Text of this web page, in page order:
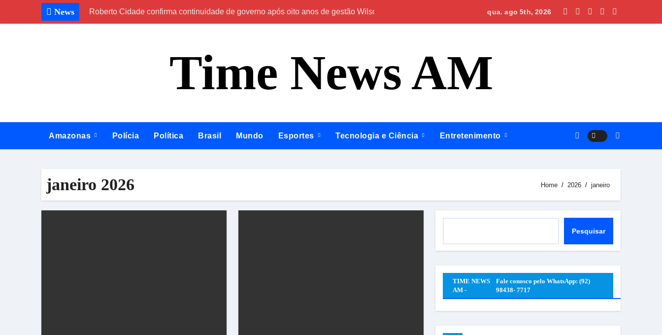
News Roberto Cidade confirma continuidade de governo após oito anos de gestão Wilson LimaEm Caapiranga, Omar planeja maternidade e centro cirúrgico para ampliar
qua. ago 5th, 2026
Time News AM
Amazonas Polícia Política Brasil Mundo Esportes Tecnologia e Ciência Entretenimento
janeiro 2026 Home 2026 janeiro
Pesquisar
TIME NEWS
AM -
Fale conosco pelo WhatsApp: (92)
98438- 7717